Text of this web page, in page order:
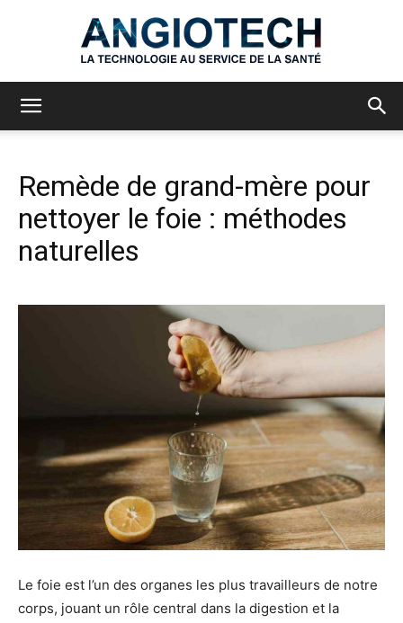
Remède de grand-mère pour
nettoyer le foie : méthodes
naturelles
Le foie est l’un des organes les plus travailleurs de notre
corps, jouant un rôle central dans la digestion et la